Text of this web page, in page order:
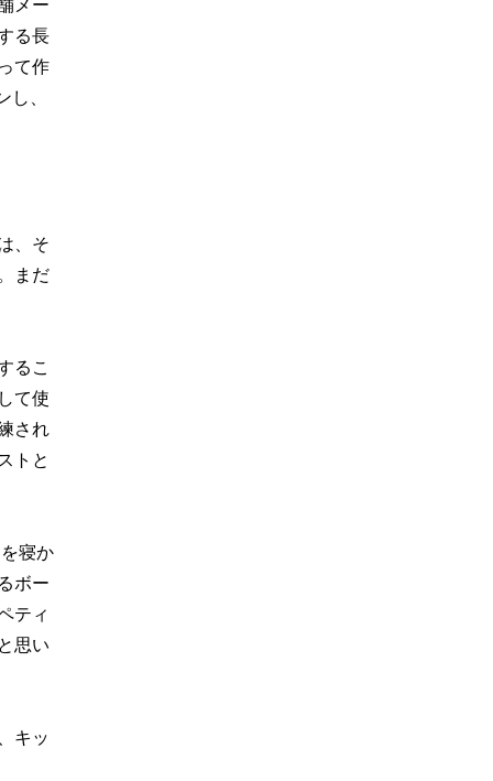
メー
る長
て作
、
、そ
まだ
るこ
て使
され
トと
寝か
ボー
ティ
思い
キッ